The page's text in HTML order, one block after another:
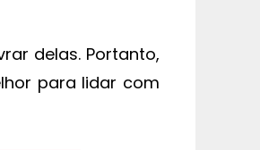
delas. Portanto,
para lidar com